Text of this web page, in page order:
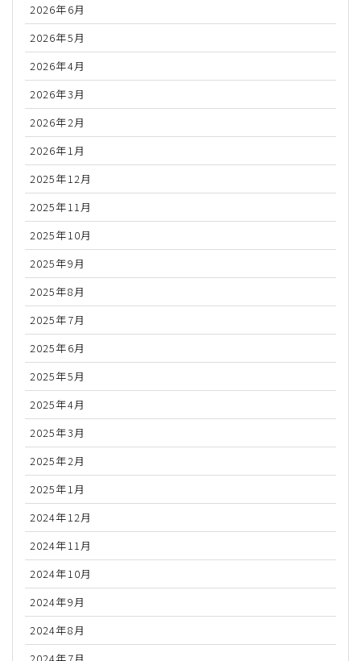
2026年6月
2026年5月
2026年4月
2026年3月
2026年2月
2026年1月
2025年12月
2025年11月
2025年10月
2025年9月
2025年8月
2025年7月
2025年6月
2025年5月
2025年4月
2025年3月
2025年2月
2025年1月
2024年12月
2024年11月
2024年10月
2024年9月
2024年8月